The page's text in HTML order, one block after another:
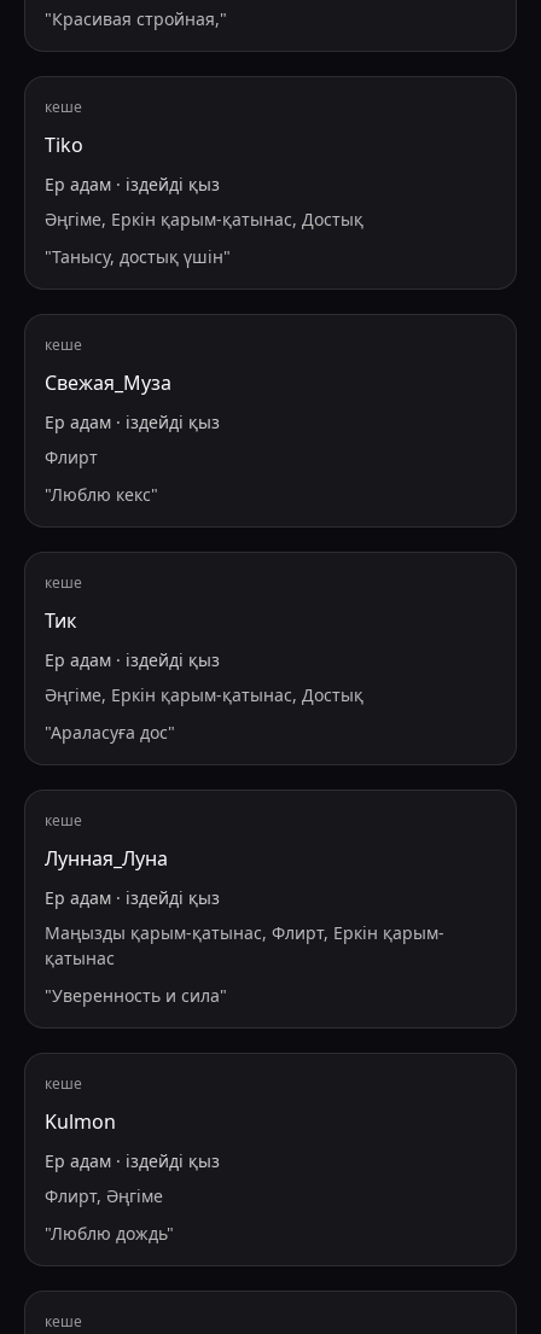
"Красивая стройная,"
кеше
Tiko
Ер адам · іздейді қыз
Әңгіме, Еркін қарым-қатынас, Достық
"Танысу, достық үшін"
кеше
Свежая_Муза
Ер адам · іздейді қыз
Флирт
"Люблю кекс"
кеше
Тик
Ер адам · іздейді қыз
Әңгіме, Еркін қарым-қатынас, Достық
"Араласуға дос"
кеше
Лунная_Луна
Ер адам · іздейді қыз
Маңызды қарым-қатынас, Флирт, Еркін қарым-
қатынас
"Уверенность и сила"
кеше
Kulmon
Ер адам · іздейді қыз
Флирт, Әңгіме
"Люблю дождь"
кеше